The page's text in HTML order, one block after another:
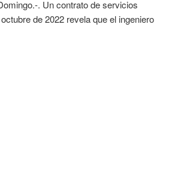
. Un contrato de servicios
de 2022 revela que el ingeniero